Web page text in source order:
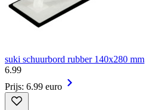
suki schuurbord rubber 140x280 mm
6.99
Prijs: 6.99 euro